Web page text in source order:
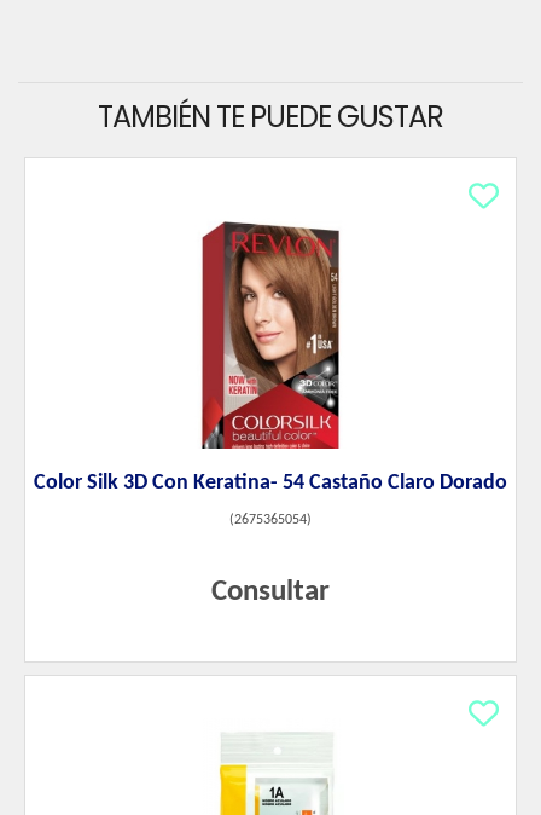
TAMBIÉN TE PUEDE GUSTAR
Color Silk 3D Con Keratina- 54 Castaño Claro Dorado
(2675365054)
Consultar